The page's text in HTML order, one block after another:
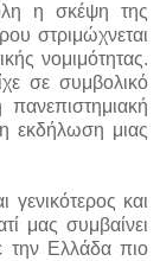
η σκέψη της
στριμώχνεται
νομιμότητας.
σε συμβολικό
εκδήλωση μιας
γενικότερος και
μας συμβαίνει
την Ελλάδα πιο